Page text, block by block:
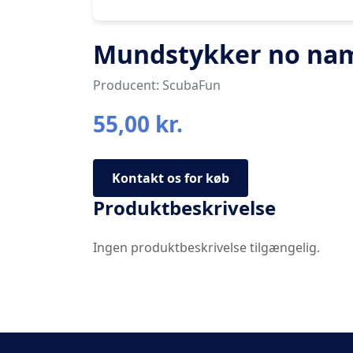
Mundstykker no
Producent: ScubaFun
55,00 kr.
Kontakt os for køb
Produktbeskrivelse
Ingen produktbeskrivelse tilgængelig.